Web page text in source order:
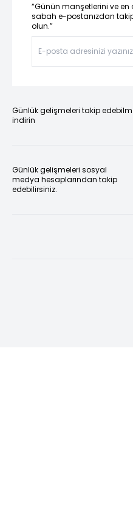
“Günün manşetlerini ve
sabah e-postanızdan
olun.”
Günlük gelişmeleri takip
indirin
Günlük gelişmeleri sosyal
medya hesaplarından takip
edebilirsiniz.